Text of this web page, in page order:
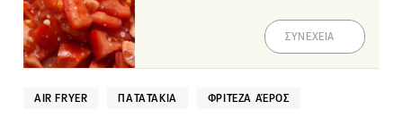
ΣΥΝΕΧΕΙΑ
AIR FRYER ΠΑΤΑΤΆΚΙΑ ΦΡΙΤΈΖΑ ΑΈΡΟΣ